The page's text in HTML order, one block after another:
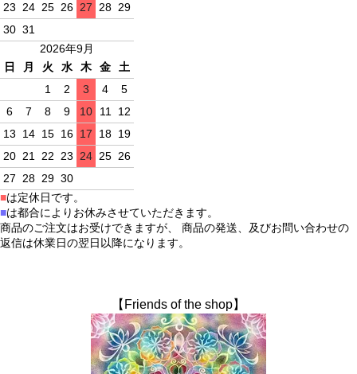
23
24 25 26 27 28 29
30 31
2026年9月
日
月 火 水 木 金
土
1
2 3 4
5
6
7 8 9 10 11
12
13
14 15 16 17 18 19
20 21 22 23 24 25 26
27
28 29 30
■は定休日です。
■は都合によりお休みさせていただきます。
商品のご注文はお受けできますが、 商品の発送、及びお問い合わせの
返信は休業日の翌日以降になります。
【Friends of the shop】